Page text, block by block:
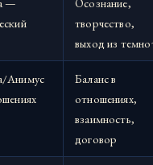
творчество,
выход из
Анимус
Баланс в
отношениях,
взаимность,
договор